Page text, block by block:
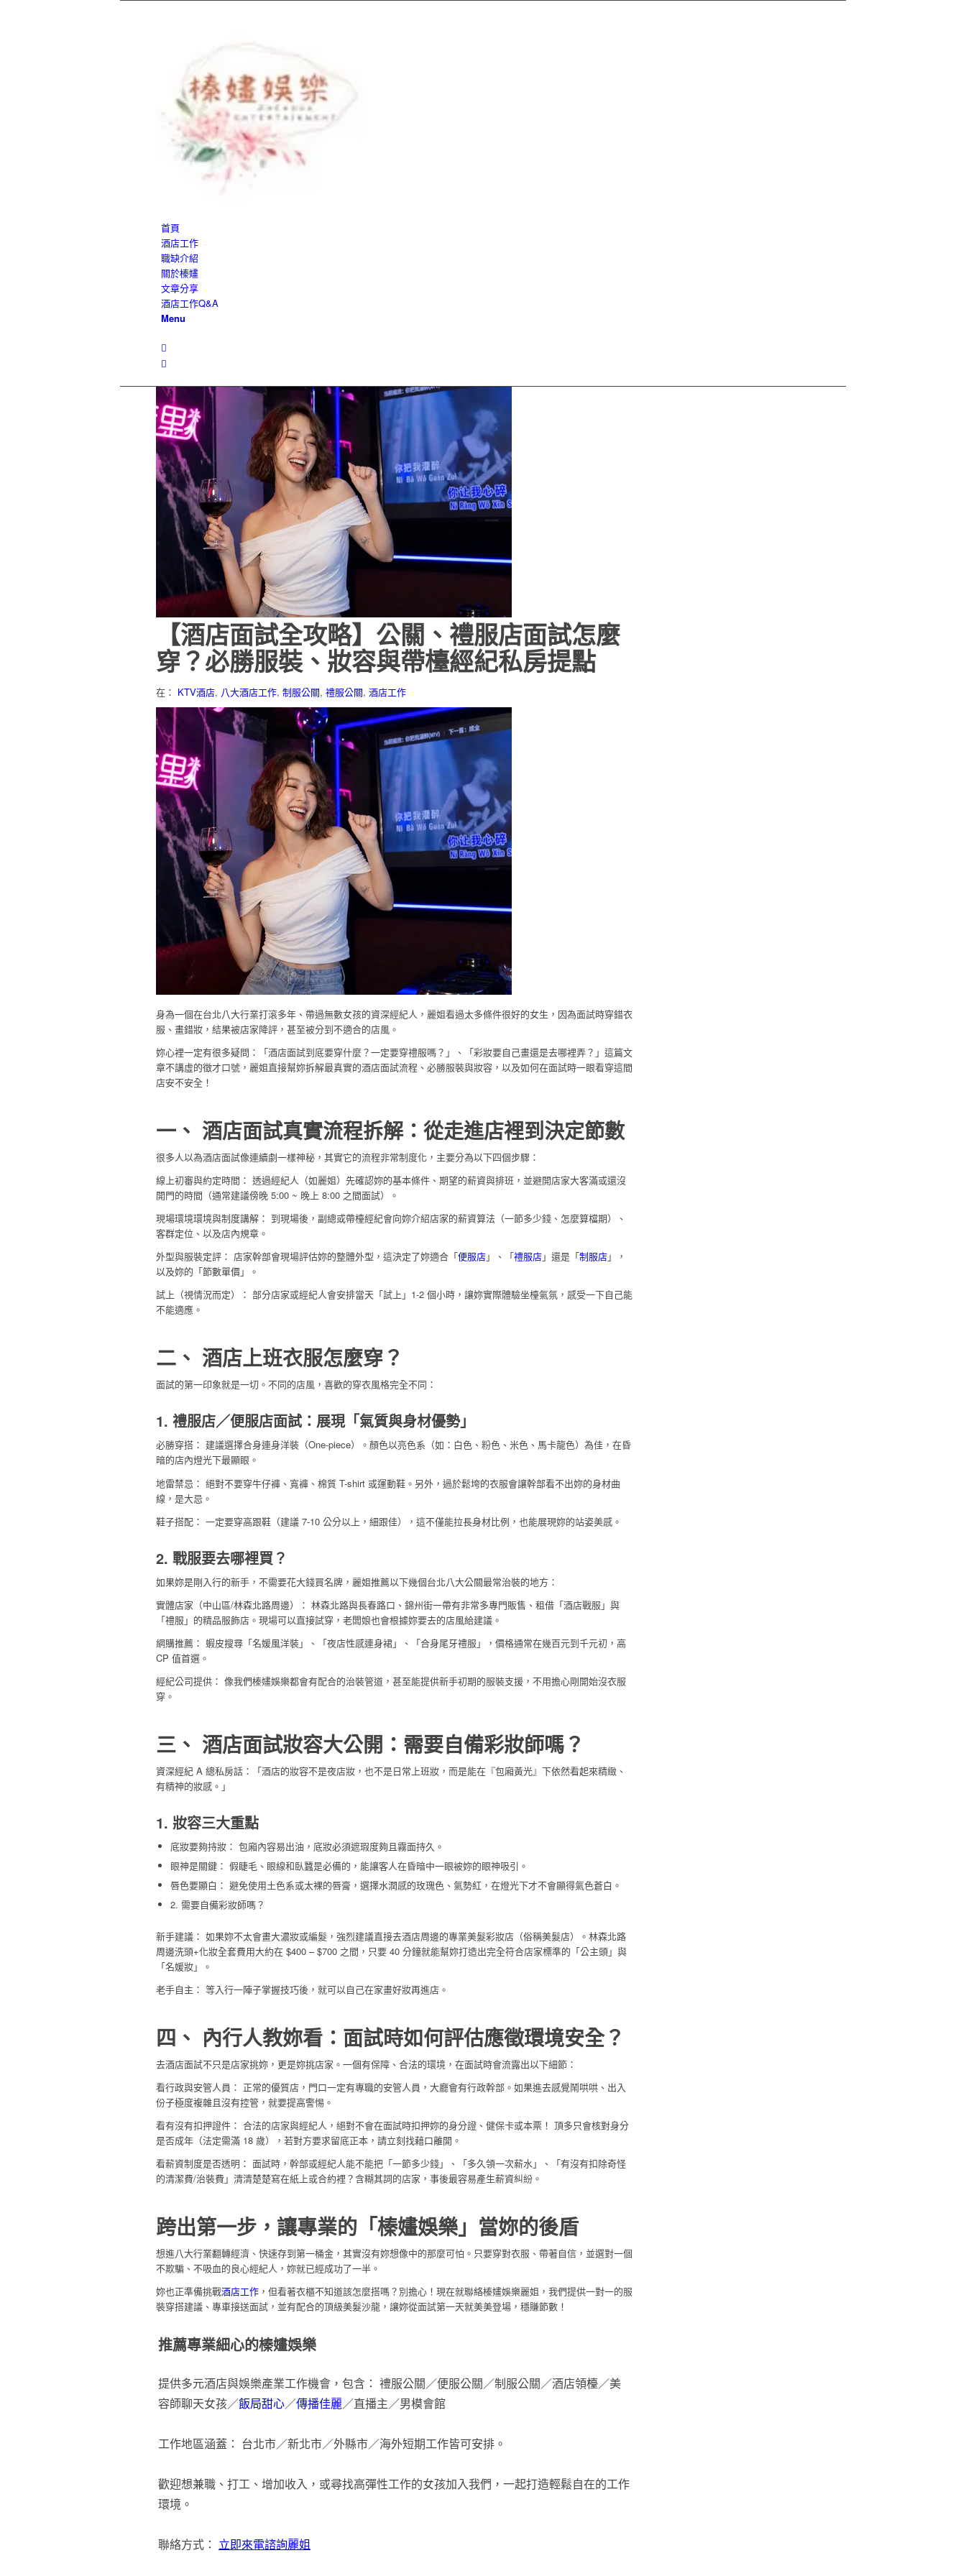
首頁
酒店工作
職缺介紹
關於榛嫿
文章分享
酒店工作Q&A
Menu
【酒店面試全攻略】公關、禮服店面試怎麼
穿？必勝服裝、妝容與帶檯經紀私房提點
在： KTV酒店, 八大酒店工作, 制服公關, 禮服公關, 酒店工作
身為一個在台北八大行業打滾多年、帶過無數女孩的資深經紀人，麗姐看過太多條件很好的女生，因為面試時穿錯衣
服、畫錯妝，結果被店家降評，甚至被分到不適合的店風。
妳心裡一定有很多疑問：「酒店面試到底要穿什麼？一定要穿禮服嗎？」、「彩妝要自己畫還是去哪裡弄？」這篇文
章不講虛的徵才口號，麗姐直接幫妳拆解最真實的酒店面試流程、必勝服裝與妝容，以及如何在面試時一眼看穿這間
店安不安全！
一、 酒店面試真實流程拆解：從走進店裡到決定節數
很多人以為酒店面試像連續劇一樣神秘，其實它的流程非常制度化，主要分為以下四個步驟：
線上初審與約定時間： 透過經紀人（如麗姐）先確認妳的基本條件、期望的薪資與排班，並避開店家大客滿或還沒
開門的時間（通常建議傍晚 5:00 ~ 晚上 8:00 之間面試）。
現場環境環境與制度講解： 到現場後，副總或帶檯經紀會向妳介紹店家的薪資算法（一節多少錢、怎麼算檔期）、
客群定位、以及店內規章。
外型與服裝定評： 店家幹部會現場評估妳的整體外型，這決定了妳適合「便服店」、「禮服店」還是「制服店」，
以及妳的「節數單價」。
試上（視情況而定）： 部分店家或經紀人會安排當天「試上」1-2 個小時，讓妳實際體驗坐檯氣氛，感受一下自己能
不能適應。
二、 酒店上班衣服怎麼穿？
面試的第一印象就是一切。不同的店風，喜歡的穿衣風格完全不同：
1. 禮服店／便服店面試：展現「氣質與身材優勢」
必勝穿搭： 建議選擇合身連身洋裝（One-piece）。顏色以亮色系（如：白色、粉色、米色、馬卡龍色）為佳，在昏
暗的店內燈光下最顯眼。
地雷禁忌： 絕對不要穿牛仔褲、寬褲、棉質 T-shirt 或運動鞋。另外，過於鬆垮的衣服會讓幹部看不出妳的身材曲
線，是大忌。
鞋子搭配： 一定要穿高跟鞋（建議 7-10 公分以上，細跟佳），這不僅能拉長身材比例，也能展現妳的站姿美感。
2. 戰服要去哪裡買？
如果妳是剛入行的新手，不需要花大錢買名牌，麗姐推薦以下幾個台北八大公關最常治裝的地方：
實體店家（中山區/林森北路周邊）： 林森北路與長春路口、錦州街一帶有非常多專門販售、租借「酒店戰服」與
「禮服」的精品服飾店。現場可以直接試穿，老闆娘也會根據妳要去的店風給建議。
網購推薦： 蝦皮搜尋「名媛風洋裝」、「夜店性感連身裙」、「合身尾牙禮服」，價格通常在幾百元到千元初，高
CP 值首選。
經紀公司提供： 像我們榛嫿娛樂都會有配合的治裝管道，甚至能提供新手初期的服裝支援，不用擔心剛開始沒衣服
穿。
三、 酒店面試妝容大公開：需要自備彩妝師嗎？
資深經紀 A 總私房話：「酒店的妝容不是夜店妝，也不是日常上班妝，而是能在『包廂黃光』下依然看起來精緻、
有精神的妝感。」
1. 妝容三大重點
底妝要夠持妝： 包廂內容易出油，底妝必須遮瑕度夠且霧面持久。
眼神是關鍵： 假睫毛、眼線和臥蠶是必備的，能讓客人在昏暗中一眼被妳的眼神吸引。
唇色要顯白： 避免使用土色系或太裸的唇膏，選擇水潤感的玫瑰色、氣勢紅，在燈光下才不會顯得氣色蒼白。
2. 需要自備彩妝師嗎？
新手建議： 如果妳不太會畫大濃妝或編髮，強烈建議直接去酒店周邊的專業美髮彩妝店（俗稱美髮店）。林森北路
周邊洗頭+化妝全套費用大約在 $400 – $700 之間，只要 40 分鐘就能幫妳打造出完全符合店家標準的「公主頭」與
「名媛妝」。
老手自主： 等入行一陣子掌握技巧後，就可以自己在家畫好妝再進店。
四、 內行人教妳看：面試時如何評估應徵環境安全？
去酒店面試不只是店家挑妳，更是妳挑店家。一個有保障、合法的環境，在面試時會流露出以下細節：
看行政與安管人員： 正常的優質店，門口一定有專職的安管人員，大廳會有行政幹部。如果進去感覺鬧哄哄、出入
份子極度複雜且沒有控管，就要提高警惕。
看有沒有扣押證件： 合法的店家與經紀人，絕對不會在面試時扣押妳的身分證、健保卡或本票！ 頂多只會核對身分
是否成年（法定需滿 18 歲），若對方要求留底正本，請立刻找藉口離開。
看薪資制度是否透明： 面試時，幹部或經紀人能不能把「一節多少錢」、「多久領一次薪水」、「有沒有扣除奇怪
的清潔費/治裝費」清清楚楚寫在紙上或合約裡？含糊其詞的店家，事後最容易產生薪資糾紛。
跨出第一步，讓專業的「榛嫿娛樂」當妳的後盾
想進八大行業翻轉經濟、快速存到第一桶金，其實沒有妳想像中的那麼可怕。只要穿對衣服、帶著自信，並選對一個
不欺騙、不吸血的良心經紀人，妳就已經成功了一半。
妳也正準備挑戰酒店工作 ，但看著衣櫃不知道該怎麼搭嗎？別擔心！現在就聯絡榛嫿娛樂麗姐，我們提供一對一的服
裝穿搭建議、專車接送面試，並有配合的頂級美髮沙龍，讓妳從面試第一天就美美登場，穩賺節數！
推薦專業細心的榛嫿娛樂
提供多元酒店與娛樂產業工作機會，包含： 禮服公關／便服公關／制服公關／酒店領檯／美
容師聊天女孩／飯局甜心／傳播佳麗／直播主／男模會館
工作地區涵蓋： 台北市／新北市／外縣市／海外短期工作皆可安排。
歡迎想兼職、打工、增加收入，或尋找高彈性工作的女孩加入我們，一起打造輕鬆自在的工作
環境。
聯絡方式： 立即來電諮詢麗姐